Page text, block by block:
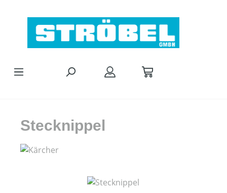
Stecknippel
Bildergalerie überspringen